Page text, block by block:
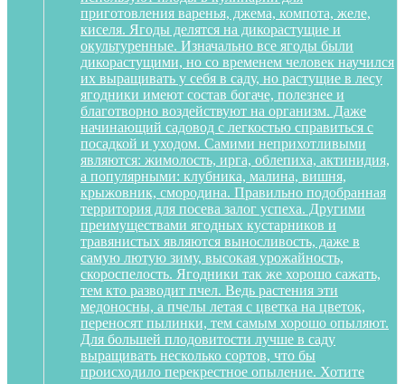
приготовления варенья, джема, компота, желе,
киселя. Ягоды делятся на дикорастущие и
окультуренные. Изначально все ягоды были
дикорастущими, но со временем человек научился
их выращивать у себя в саду, но растущие в лесу
ягодники имеют состав богаче, полезнее и
благотворно воздействуют на организм. Даже
начинающий садовод с легкостью справиться с
посадкой и уходом. Самими неприхотливыми
являются: жимолость, ирга, облепиха, актинидия,
а популярными: клубника, малина, вишня,
крыжовник, смородина. Правильно подобранная
территория для посева залог успеха. Другими
преимуществами ягодных кустарников и
травянистых являются выносливость, даже в
самую лютую зиму, высокая урожайность,
скороспелость. Ягодники так же хорошо сажать,
тем кто разводит пчел. Ведь растения эти
медоносны, а пчелы летая с цветка на цветок,
переносят пылинки, тем самым хорошо опыляют.
Для большей плодовитости лучше в саду
выращивать несколько сортов, что бы
происходило перекрестное опыление. Хотите